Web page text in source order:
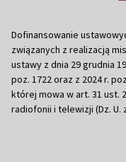
Dofinansowanie
związanych z realizacją
ustawy z dnia 29 grudnia
poz. 1722 oraz z 2024 r.
której mowa w art. 31 ust.
radiofonii i telewizji (Dz. U.